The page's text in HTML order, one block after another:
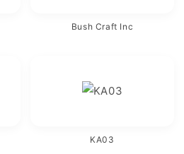
Bush Craft Inc
KA03